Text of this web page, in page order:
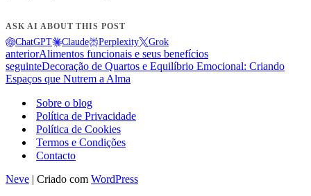
ASK AI ABOUT THIS POST
ChatGPT Claude Perplexity Grok
anteriorAlimentos funcionais e seus benefícios
seguinteDecoração de Quartos e Equilíbrio Emocional: Criando
Espaços que Nutrem a Alma
Sobre o blog
Política de Privacidade
Política de Cookies
Termos e Condições
Contacto
Neve | Criado com WordPress